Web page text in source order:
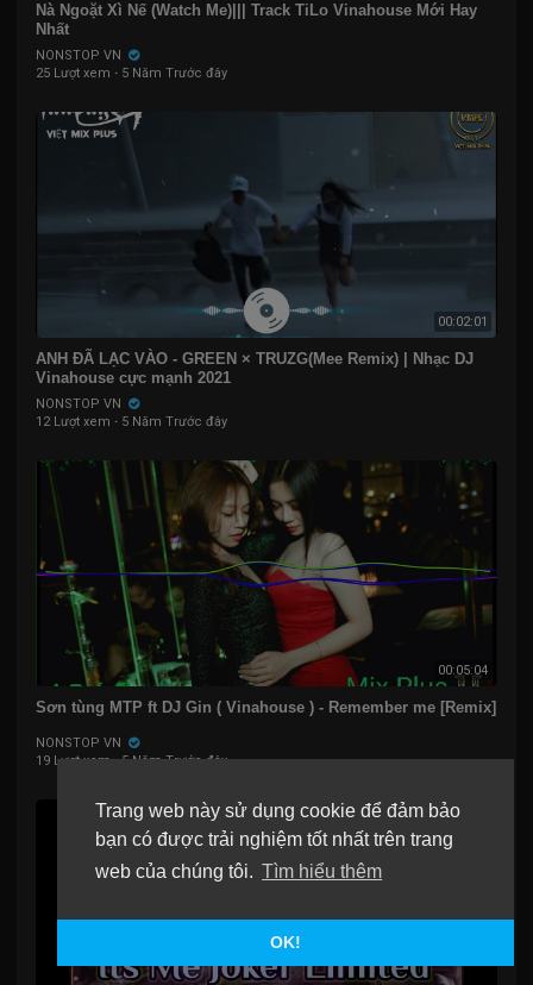
Trang web này sử dụng cookie để đảm bảo
bạn có được trải nghiệm tốt nhất trên trang
web của chúng tôi. Tìm hiểu thêm
OK!
Nà Ngoặt Xì Nế (Watch Me)||| Track TiLo Vinahouse Mới Hay
Nhất
NONSTOP VN
25 Lượt xem · 5 Năm Trước đây
00:02:01
ANH ĐÃ LẠC VÀO - GREEN × TRUZG(Mee Remix) | Nhạc DJ
Vinahouse cực mạnh 2021
NONSTOP VN
12 Lượt xem · 5 Năm Trước đây
00:05:04
Sơn tùng MTP ft DJ Gin ( Vinahouse ) - Remember me [Remix]
NONSTOP VN
19 Lượt xem · 5 Năm Trước đây